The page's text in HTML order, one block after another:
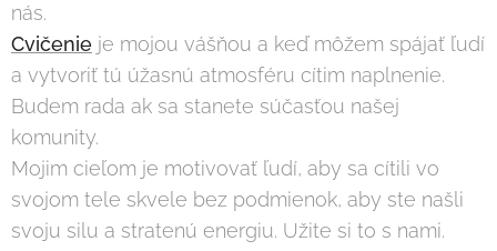
nás.
Cvičenie je mojou vášňou a keď môžem spájať ľudí
a vytvoriť tú úžasnú atmosféru cítim naplnenie.
Budem rada ak sa stanete súčasťou našej
komunity.
Mojim cieľom je motivovať ľudí, aby sa cítili vo
svojom tele skvele bez podmienok, aby ste našli
svoju silu a stratenú energiu. Užite si to s nami.